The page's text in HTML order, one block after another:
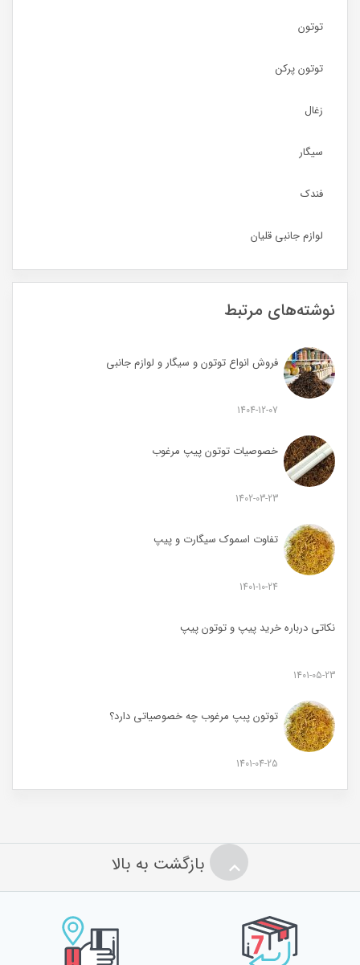
توتون
توتون پرکن
زغال
سیگار
فندک
لوازم جانبی قلیان
نوشته‌های مرتبط
فروش انواع توتون و سیگار و لوازم جانبی
1404-12-07
خصوصیات توتون پیپ مرغوب
1402-03-23
تفاوت اسموک سیگارت و پیپ
1401-10-24
نکاتی درباره خرید پیپ و توتون پیپ
1401-05-23
توتون پبپ مرغوب چه خصوصیاتی دارد؟
1401-04-25
بازگشت به بالا